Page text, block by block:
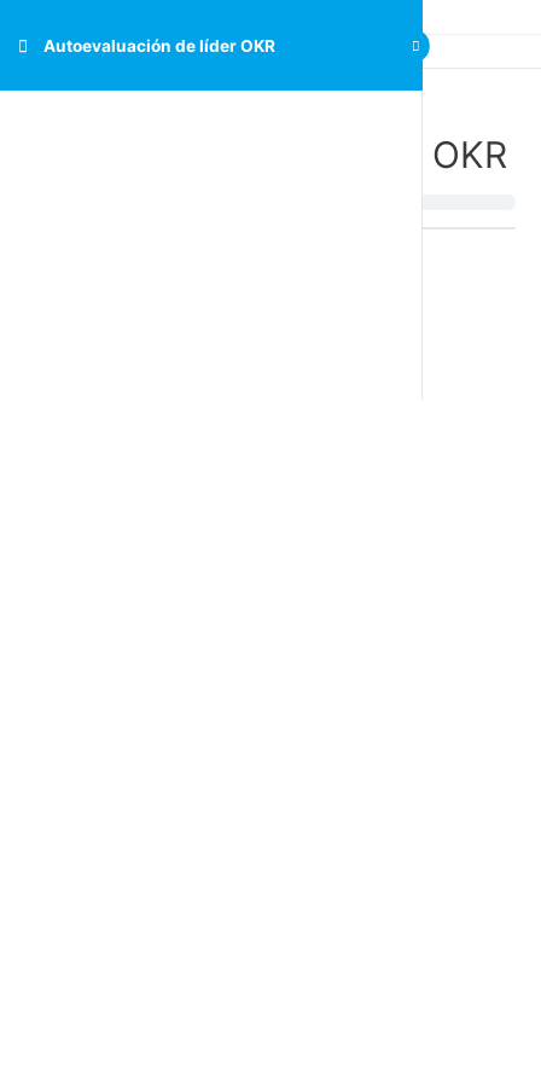
Autoevaluación de líder OKR
Autoevaluación de líder OKR